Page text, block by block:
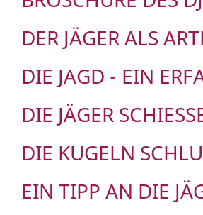
DER JÄGER ALS
DIE JAGD - EIN
DIE JÄGER
DIE KUGELN
EIN TIPP AN DIE